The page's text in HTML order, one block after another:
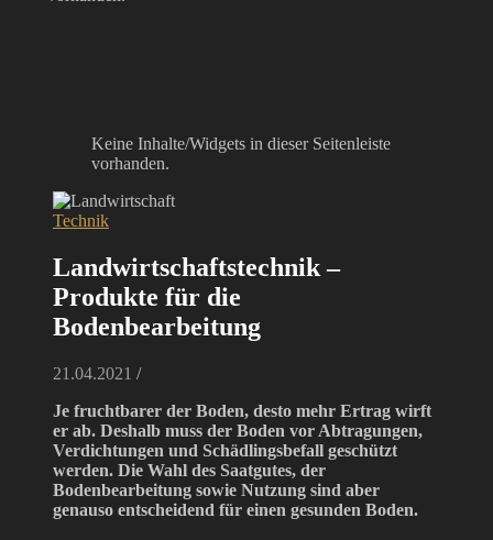
Keine Inhalte/Widgets in dieser Seitenleiste
vorhanden.
Technik
Landwirtschaftstechnik –
Produkte für die
Bodenbearbeitung
21.04.2021 /
Je fruchtbarer der Boden, desto mehr Ertrag wirft
er ab. Deshalb muss der Boden vor Abtragungen,
Verdichtungen und Schädlingsbefall geschützt
werden. Die Wahl des Saatgutes, der
Bodenbearbeitung sowie Nutzung sind aber
genauso entscheidend für einen gesunden Boden.